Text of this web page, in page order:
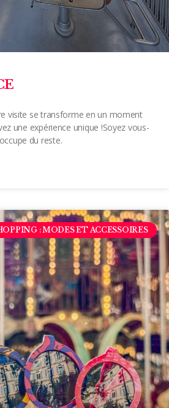
visite se transforme en un moment
une expérience unique !Soyez vous-
du reste.
: MODES ET ACCESSOIRES